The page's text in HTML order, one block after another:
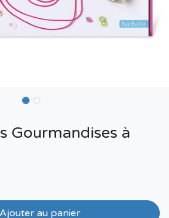
Gourmandises à
Ajouter au panier